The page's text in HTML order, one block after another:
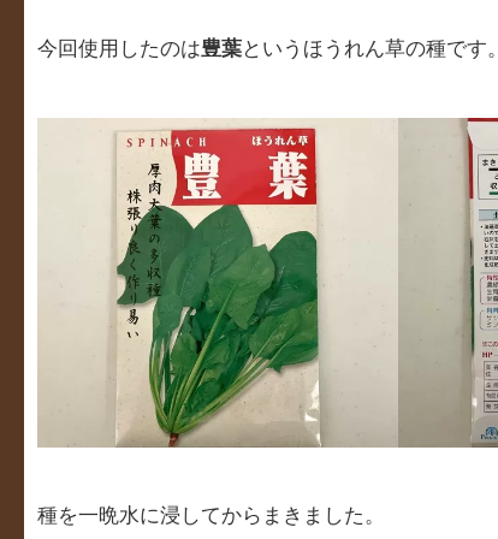
今回使用したのは豊葉というほうれん草の種です。
種を一晩水に浸してからまきました。